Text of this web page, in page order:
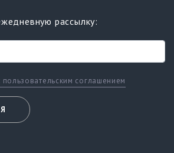
рассылку:
пользовательским соглашением